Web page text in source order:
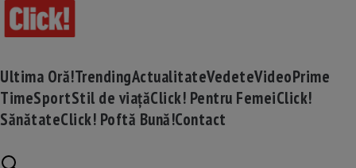
Ultima Oră!TrendingActualitateVedeteVideoPrime
TimeSportStil de viațăClick! Pentru FemeiClick!
SănătateClick! Poftă Bună!Contact